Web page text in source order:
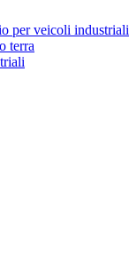
per veicoli industriali
terra